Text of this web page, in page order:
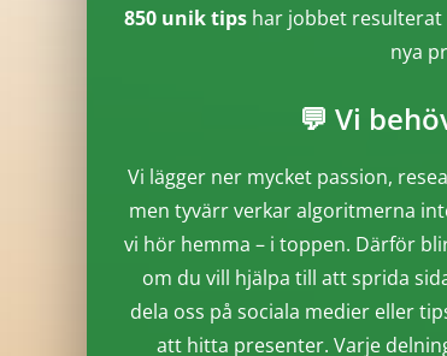
850 unik tips har jobbet
nya
💬 Vi
Vi lägger ner mycket passion,
men tyvärr verkar algoritmerna
vi hör hemma – i toppen. Därför
om du vill hjälpa till att sprida
dela oss på sociala medier eller
att hitta presenter. Varje